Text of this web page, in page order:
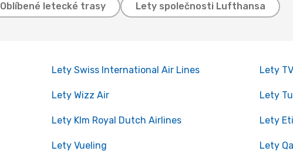
Oblíbené letecké trasy Lety společnosti Lufthansa
Lety Swiss International Air Lines Lety
Lety Wizz Air Lety
Lety Klm Royal Dutch Airlines Lety
Lety Vueling Lety